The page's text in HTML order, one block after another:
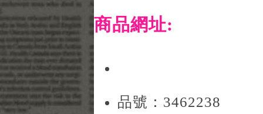
商品網址:
品號：3462238